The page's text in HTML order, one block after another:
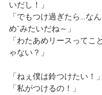
いだし！」
「でもつけ過ぎたら…な
め”みたいだね～」
「わたあめリースってこ
ゃない？」
「ねぇ僕は鈴つけたい！」
「私がつけるの！」